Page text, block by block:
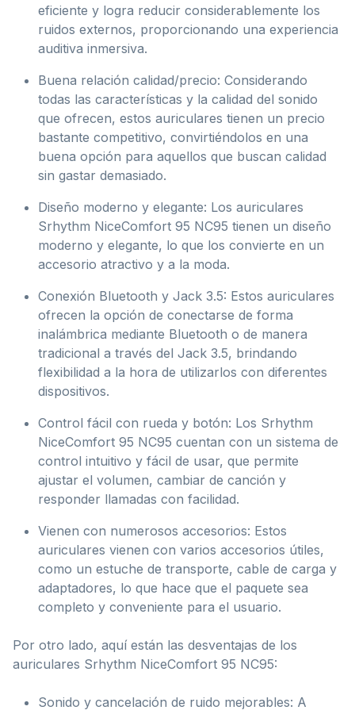
eficiente y logra reducir considerablemente los
ruidos externos, proporcionando una experiencia
auditiva inmersiva.
Buena relación calidad/precio: Considerando
todas las características y la calidad del sonido
que ofrecen, estos auriculares tienen un precio
bastante competitivo, convirtiéndolos en una
buena opción para aquellos que buscan calidad
sin gastar demasiado.
Diseño moderno y elegante: Los auriculares
Srhythm NiceComfort 95 NC95 tienen un diseño
moderno y elegante, lo que los convierte en un
accesorio atractivo y a la moda.
Conexión Bluetooth y Jack 3.5: Estos auriculares
ofrecen la opción de conectarse de forma
inalámbrica mediante Bluetooth o de manera
tradicional a través del Jack 3.5, brindando
flexibilidad a la hora de utilizarlos con diferentes
dispositivos.
Control fácil con rueda y botón: Los Srhythm
NiceComfort 95 NC95 cuentan con un sistema de
control intuitivo y fácil de usar, que permite
ajustar el volumen, cambiar de canción y
responder llamadas con facilidad.
Vienen con numerosos accesorios: Estos
auriculares vienen con varios accesorios útiles,
como un estuche de transporte, cable de carga y
adaptadores, lo que hace que el paquete sea
completo y conveniente para el usuario.
Por otro lado, aquí están las desventajas de los
auriculares Srhythm NiceComfort 95 NC95:
Sonido y cancelación de ruido mejorables: A